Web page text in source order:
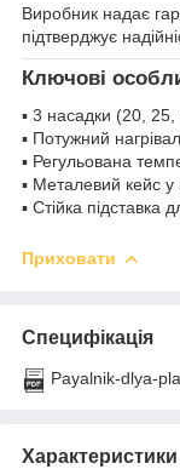
Виробник надає
підтверджує
Ключові
▪ 3 насадки (20,
▪ Потужний
▪ Регульована
▪ Металевий кейс у
▪ Стійка підставка
Приховати
Специфікація
Payalnik-dlya-
Характеристики